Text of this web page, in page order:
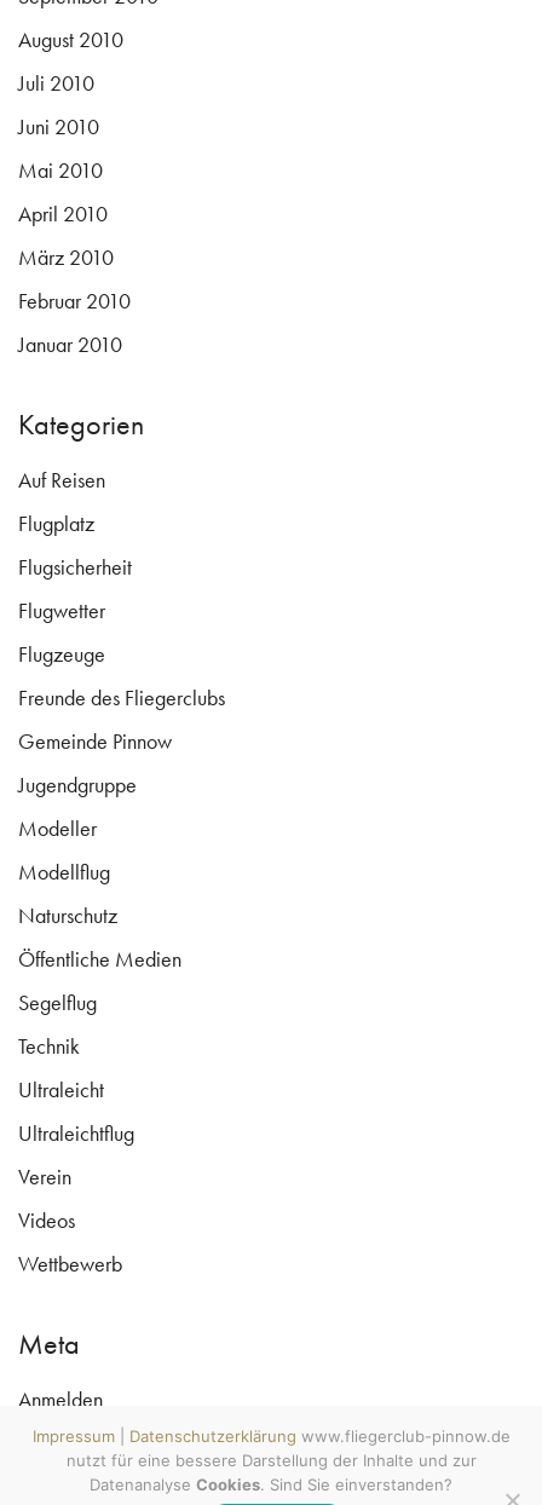
August 2010
Juli 2010
Juni 2010
Mai 2010
April 2010
März 2010
Februar 2010
Januar 2010
Kategorien
Auf Reisen
Flugplatz
Flugsicherheit
Flugwetter
Flugzeuge
Freunde des Fliegerclubs
Gemeinde Pinnow
Jugendgruppe
Modeller
Modellflug
Naturschutz
Öffentliche Medien
Segelflug
Technik
Ultraleicht
Ultraleichtflug
Verein
Videos
Wettbewerb
Meta
Anmelden
Eintrags-Feed
Kommentar-Feed
Copyright 2009 - 2026
All rights reserved. Wecke den
Luftsportler in Dir! MV tut gut.
#mvtutgut #soobock
Impressum| Datenschutzerklärung www.fliegerclub-pinnow.de
nutzt für eine bessere Darstellung der Inhalte und zur
Datenanalyse Cookies. Sind Sie einverstanden?